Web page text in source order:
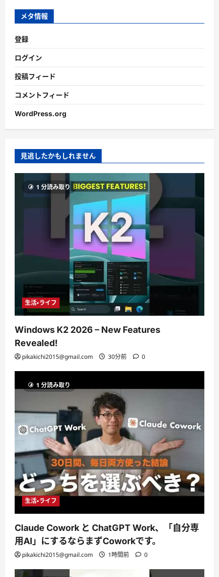
ブ
メタ情報
登録
ログイン
投稿フィード
コメントフィード
WordPress.org
見逃したかもしれません
1 分読み取り
生活・ライフ
Windows K2 2026 – New Features
Revealed!
pikakichi2015@gmail.com 30分前 0
1 分読み取り
生活・ライフ
Claude Cowork と ChatGPT Work、「自分専
用AI」にするならまずCoworkです。
pikakichi2015@gmail.com 1時間前 0